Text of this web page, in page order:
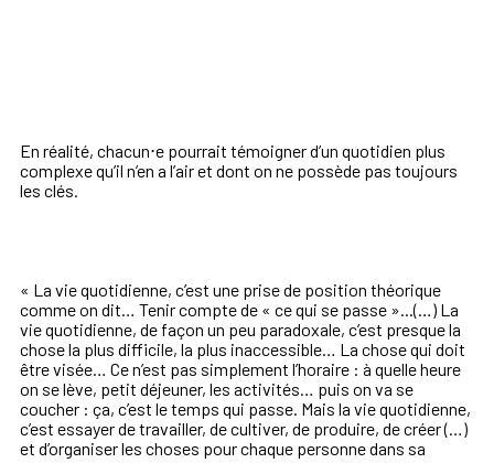
En réalité, chacun⋅e pourrait témoigner d’un quotidien plus
complexe qu’il n’en a l’air et dont on ne possède pas toujours
les clés.
« La vie quotidienne, c’est une prise de position théorique
comme on dit… Tenir compte de « ce qui se passe »...(…) La
vie quotidienne, de façon un peu paradoxale, c’est presque la
chose la plus difficile, la plus inaccessible… La chose qui doit
être visée… Ce n’est pas simplement l’horaire : à quelle heure
on se lève, petit déjeuner, les activités… puis on va se
coucher : ça, c’est le temps qui passe. Mais la vie quotidienne,
c’est essayer de travailler, de cultiver, de produire, de créer (…)
et d’organiser les choses pour chaque personne dans sa